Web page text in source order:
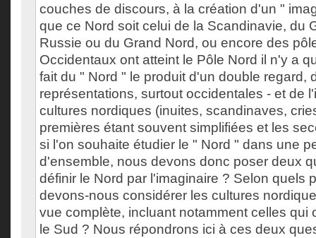
couches de discours, à la création d'un "
que ce Nord soit celui de la Scandinavie, du
Russie ou du Grand Nord, ou encore des
Occidentaux ont atteint le Pôle Nord il n'y a
fait du " Nord " le produit d'un double regard,
représentations, surtout occidentales - et de
cultures nordiques (inuites, scandinaves,
premières étant souvent simplifiées et les
si l'on souhaite étudier le " Nord " dans une
d'ensemble, nous devons donc poser deux
définir le Nord par l'imaginaire ? Selon quels
devons-nous considérer les cultures
vue complète, incluant notamment celles qui
le Sud ? Nous répondrons ici à ces deux